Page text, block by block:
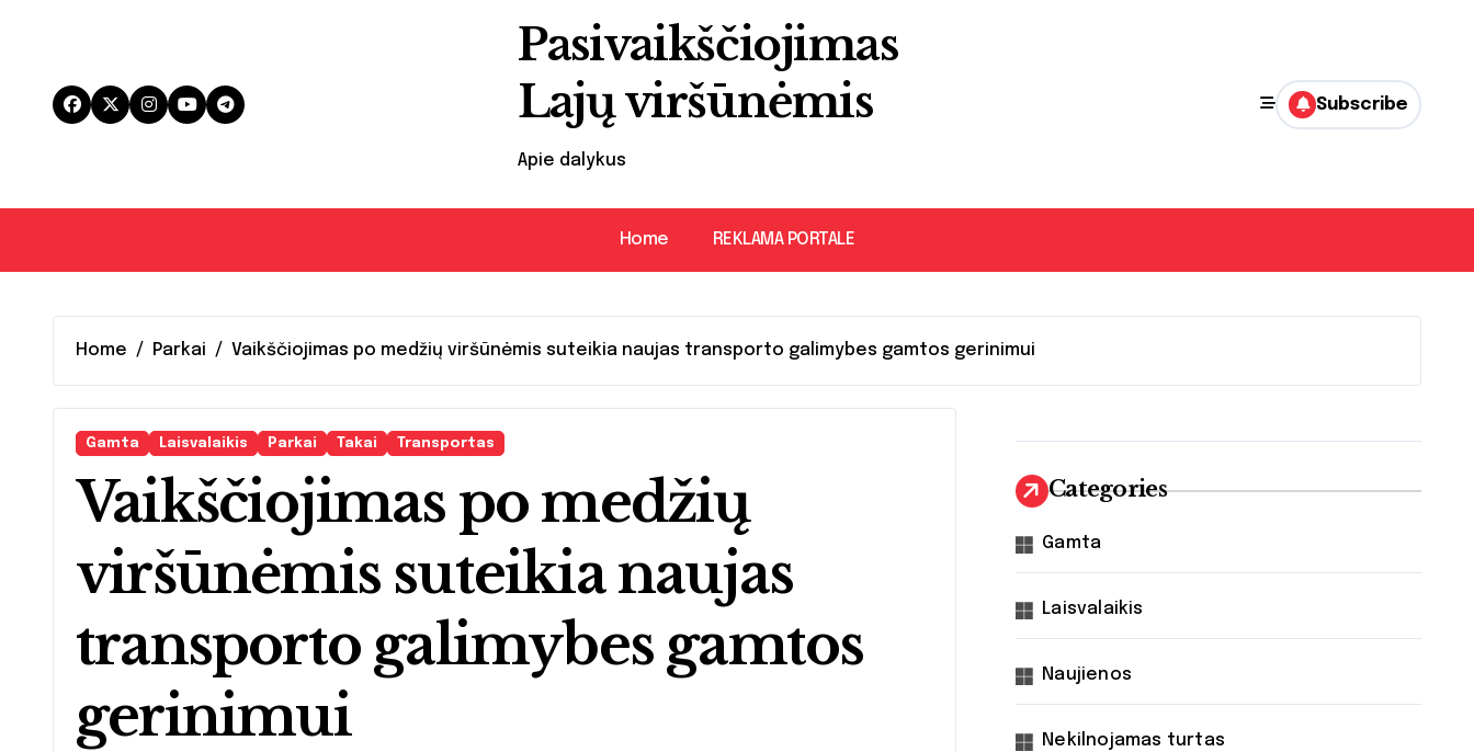
Pasivaikščiojimas
Lajų viršūnėmis
Apie dalykus
Subscribe
Home REKLAMA PORTALE
Home Parkai Vaikščiojimas po medžių viršūnėmis suteikia naujas transporto galimybes gamtos gerinimui
Gamta Laisvalaikis Parkai Takai Transportas
Vaikščiojimas po medžių
viršūnėmis suteikia naujas
transporto galimybes gamtos
gerinimui
Categories
Gamta
Laisvalaikis
Naujienos
Nekilnojamas turtas